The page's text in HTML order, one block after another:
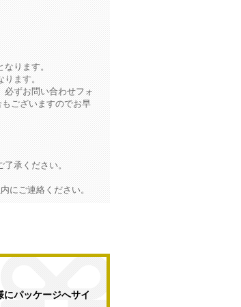
ります。
ます。
必ずお問い合わせフォ
ございますのでお早
承ください。
にご連絡ください。
にパッケージへサイ